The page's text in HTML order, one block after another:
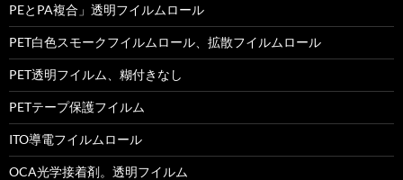
PEとPA複合」透明フイルムロール
PET白色スモークフイルムロール、拡散フイルムロール
PET透明フイルム、糊付きなし
PETテープ保護フイルム
ITO導電フイルムロール
OCA光学接着剤。透明フイルム